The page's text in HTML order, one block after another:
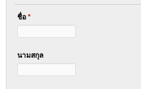
ชื่อ *
นามสกุล